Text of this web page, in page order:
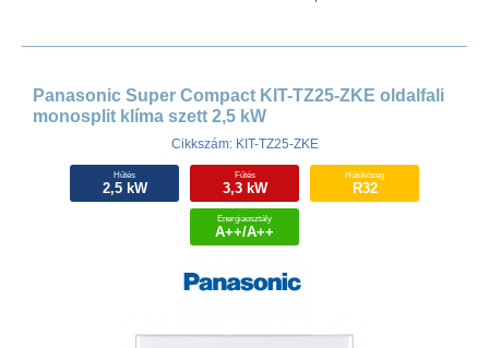
Panasonic Super Compact KIT-TZ25-ZKE oldalfali
monosplit klíma szett 2,5 kW
Cikkszám: KIT-TZ25-ZKE
Hűtés
2,5 kW
Fűtés
3,3 kW
Hűtőközeg
R32
Energiaosztály
A++/A++